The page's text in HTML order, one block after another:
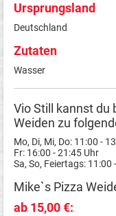
Ursprungsland
Deutschland
Zutaten
Wasser
Vio Still kannst du
Weiden zu
Mo, Di, Mi, Do: 11:00 -
Fr: 16:00 - 21:45 Uhr
Sa, So, Feiertags: 11:00
Mike`s Pizza
ab 15,00 €: